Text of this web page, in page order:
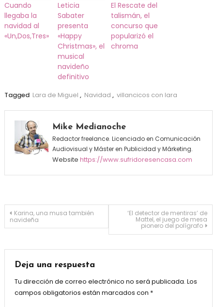
Cuando
llegaba la
navidad al
«Un,Dos,Tres»
Leticia
Sabater
presenta
«Happy
Christmas», el
musical
navideño
definitivo
El Rescate del
talismán, el
concurso que
popularizó el
chroma
Tagged Lara de Miguel , Navidad , villancicos con lara
Mike Medianoche
Redactor freelance. Licenciado en Comunicación
Audiovisual y Máster en Publicidad y Márketing.
Website https://www.sufridoresencasa.com
Navegación de entradas
Karina, una musa también
navideña
‘El detector de mentiras’ de
Mattel, el juego de mesa
pionero del polígrafo
Deja una respuesta
Tu dirección de correo electrónico no será publicada. Los
campos obligatorios están marcados con *